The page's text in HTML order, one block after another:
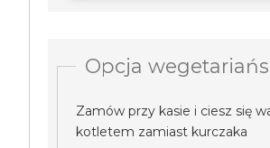
Opcja
Zamów przy kasie i ciesz się
kotletem zamiast kurczaka